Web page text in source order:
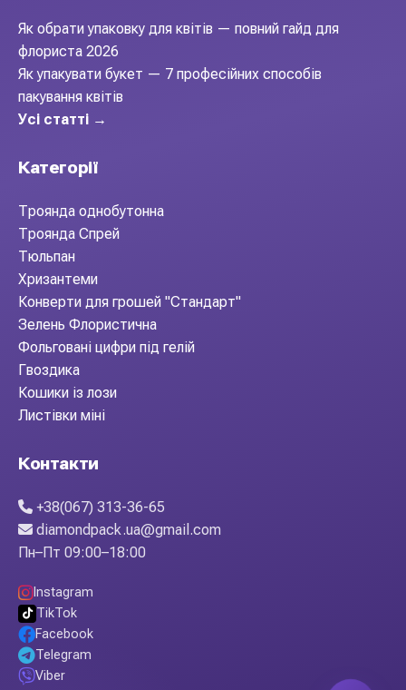
Як обрати упаковку для квітів — повний гайд для
флориста 2026
Як упакувати букет — 7 професійних способів
пакування квітів
Усі статті →
Категорії
Троянда однобутонна
Троянда Спрей
Тюльпан
Хризантеми
Конверти для грошей "Стандарт"
Зелень Флористична
Фольговані цифри під гелій
Гвоздика
Кошики із лози
Листівки міні
Контакти
+38(067) 313-36-65
diamondpack.ua@gmail.com
Пн–Пт 09:00–18:00
Instagram
TikTok
Facebook
Telegram
Viber